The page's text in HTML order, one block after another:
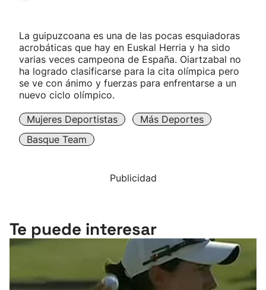
Carreras de montaña
Más deportes
"Helmuga"
La guipuzcoana es una de las pocas esquiadoras
acrobáticas que hay en Euskal Herria y ha sido
varias veces campeona de España. Oiartzabal no
ha logrado clasificarse para la cita olímpica pero
se ve con ánimo y fuerzas para enfrentarse a un
nuevo ciclo olímpico.
Mujeres Deportistas
Más Deportes
Basque Team
Publicidad
Te puede interesar